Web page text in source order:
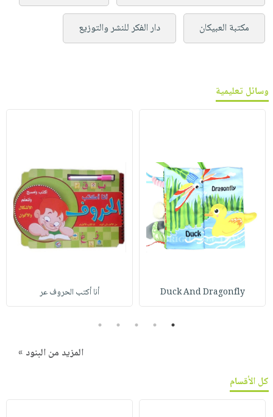
مكتبة العبيكان دار الفكر للنشر والتوزيع
وسائل تعليمية
Duck And Dragonfly أنا أكتب الحروف عر
1
2
3
4
5
المزيد من البنود »
كل الأقسام